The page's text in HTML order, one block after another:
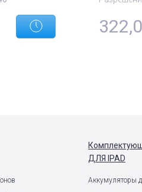
322,0
ДЛЯ IPAD
Аккумуляторы